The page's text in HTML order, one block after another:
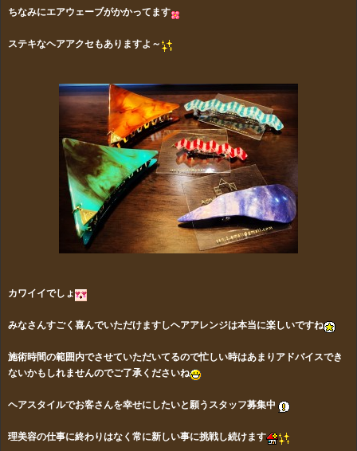
ちなみにエアウェーブがかかってます
ステキなヘアアクセもありますよ～
カワイイでしょ
みなさんすごく喜んでいただけますしヘアアレンジは本当に楽しいですね
施術時間の範囲内でさせていただいてるので忙しい時はあまりアドバイスでき
ないかもしれませんのでご了承くださいね
ヘアスタイルでお客さんを幸せにしたいと願うスタッフ募集中
理美容の仕事に終わりはなく常に新しい事に挑戦し続けます